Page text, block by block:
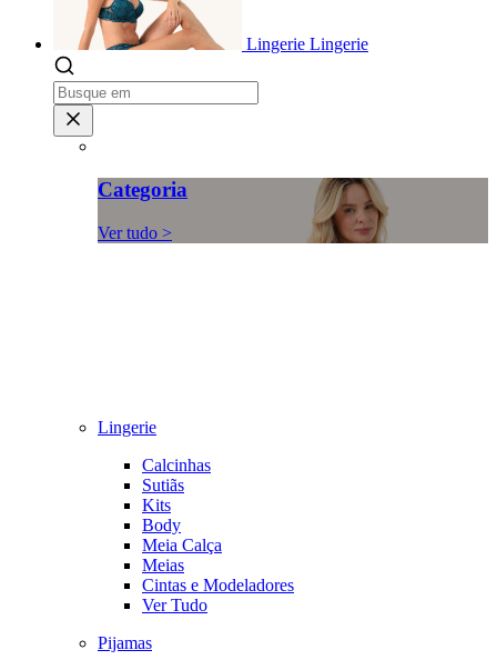
Lingerie Lingerie
Categoria
Ver tudo >
Lingerie
Calcinhas
Sutiãs
Kits
Body
Meia Calça
Meias
Cintas e Modeladores
Ver Tudo
Pijamas